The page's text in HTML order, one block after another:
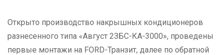
Открыто производство накрышных кондиционеров
разнесенного типа «Август 2ЗБС-КА-3000», проведены
первые монтажи на FORD-Транзит, далее по обратной